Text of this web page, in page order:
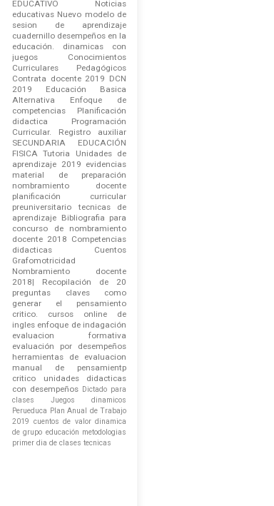
EDUCATIVO
Noticias
educativas Nuevo modelo de
sesion de aprendizaje
cuadernillo desempeños en la
educación.
dinamicas con
juegos
Conocimientos
Curriculares Pedagógicos
Contrata docente 2019 DCN
2019
Educación Basica
Alternativa
Enfoque de
competencias
Planificación
didactica
Programación
Curricular.
Registro auxiliar
SECUNDARIA EDUCACIÓN
FISICA Tutoria
Unidades de
aprendizaje 2019 evidencias
material de preparación
nombramiento docente
planificación curricular
preuniversitario
tecnicas de
aprendizaje Bibliografia para
concurso de nombramiento
docente 2018 Competencias
didacticas
Cuentos
Grafomotricidad
Nombramiento docente
2018| Recopilación de 20
preguntas claves
como
generar el pensamiento
critico.
cursos online de
ingles enfoque de indagación
evaluacion formativa
evaluación por desempeños
herramientas de evaluacion
manual de pensamientp
critico
unidades didacticas
con desempeños Dictado para
clases
Juegos dinamicos
Perueduca Plan Anual de Trabajo
2019 cuentos de valor dinamica
de grupo educación metodologias
primer dia de clases tecnicas